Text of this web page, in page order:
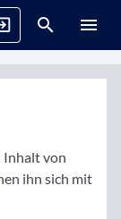
Inhalt von
ihn sich mit